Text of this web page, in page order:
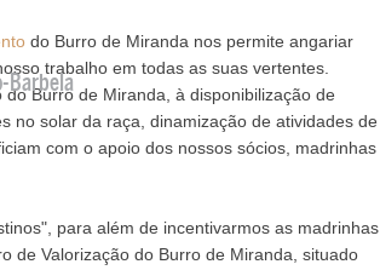
do Burro de Miranda nos permite angariar
trabalho em todas as suas vertentes.
Burro de Miranda, à disponibilização de
no solar da raça, dinamização de atividades de
com o apoio dos nossos sócios, madrinhas
para além de incentivarmos as madrinhas
de Valorização do Burro de Miranda, situado
Barbela